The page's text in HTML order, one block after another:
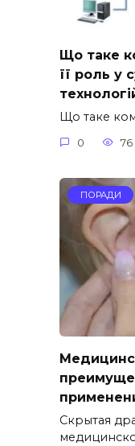
Що таке
її роль у
Що таке
0 76
ПОРАДИ
Скрытая